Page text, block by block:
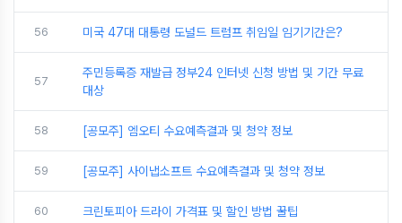
56 미국 47대 대통령 도널드 트럼프 취임일 임기기간은?
57
주민등록증 재발급 정부24 인터넷 신청 방법 및 기간 무료
대상
58 [공모주] 엠오티 수요예측결과 및 청약 정보
59 [공모주] 사이냅소프트 수요예측결과 및 청약 정보
60 크린토피아 드라이 가격표 및 할인 방법 꿀팁